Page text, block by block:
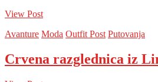
View Post
Avanture Moda Outfit Post Putovanja
Crvena razglednica iz